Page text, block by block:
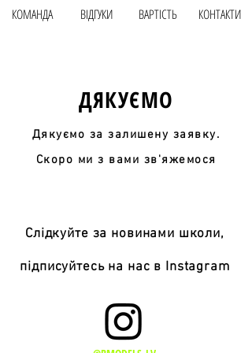
КОМАНДА ВІДГУКИ ВАРТIСТЬ КОНТАКТИ
ДЯКУЄМО
Дякуємо за залишену заявку.
Скоро ми з вами зв'яжемося
Слідкуйте за новинами школи,
підписуйтесь на нас в Instagram